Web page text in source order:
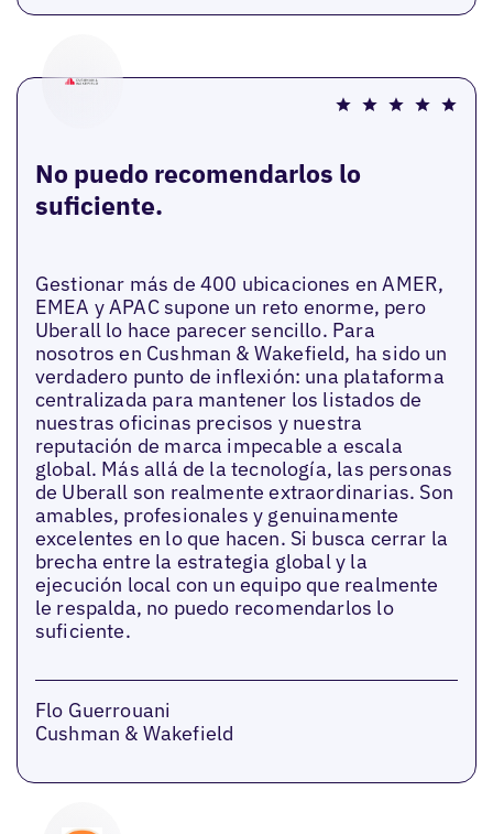
No puedo recomendarlos lo
suficiente.
Gestionar más de 400 ubicaciones en AMER,
EMEA y APAC supone un reto enorme, pero
Uberall lo hace parecer sencillo. Para
nosotros en Cushman & Wakefield, ha sido un
verdadero punto de inflexión: una plataforma
centralizada para mantener los listados de
nuestras oficinas precisos y nuestra
reputación de marca impecable a escala
global. Más allá de la tecnología, las personas
de Uberall son realmente extraordinarias. Son
amables, profesionales y genuinamente
excelentes en lo que hacen. Si busca cerrar la
brecha entre la estrategia global y la
ejecución local con un equipo que realmente
le respalda, no puedo recomendarlos lo
suficiente.
Flo Guerrouani
Cushman & Wakefield